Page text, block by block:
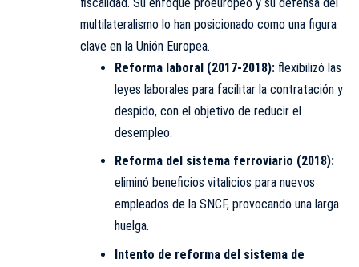
multilateralismo lo han posicionado como una figura
clave en la Unión Europea.
Reforma laboral (2017-2018):flexibilizó las
leyes laborales para facilitar la contratación y
despido, con el objetivo de reducir el
desempleo.
Reforma del sistema ferroviario (2018):
eliminó beneficios vitalicios para nuevos
empleados de la SNCF, provocando una larga
huelga.
Intento de reforma del sistema de